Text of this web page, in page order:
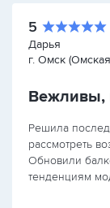
5
Дарья
г. Омск
Решила
рассмотреть
Обновили
тенденциям